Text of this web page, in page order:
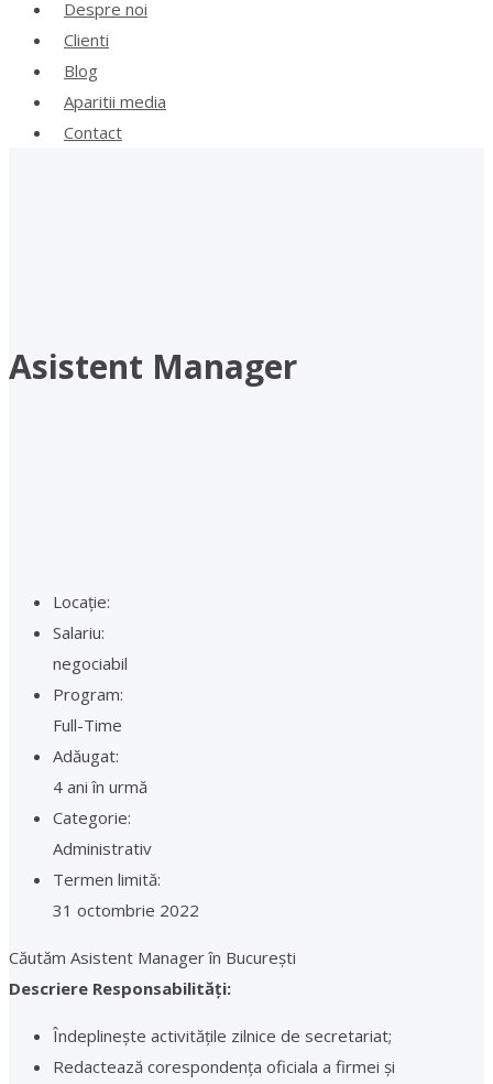
Despre noi
Clienti
Blog
Aparitii media
Contact
Asistent Manager
Locație:
Salariu:
negociabil
Program:
Full-Time
Adăugat:
4 ani în urmă
Categorie:
Administrativ
Termen limită:
31 octombrie 2022
Căutăm Asistent Manager în București
Descriere Responsabilități:
Îndeplinește activitățile zilnice de secretariat;
Redactează corespondența oficiala a firmei și